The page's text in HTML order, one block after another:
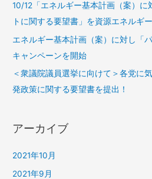
10/12「エネルギー基本計画（案）に
トに関する要望書」を資源エネルギ
エネルギー基本計画（案）に対し「
キャンペーンを開始
＜衆議院議員選挙に向けて＞各党に
発政策に関する要望書を提出！
アーカイブ
2021年10月
2021年9月